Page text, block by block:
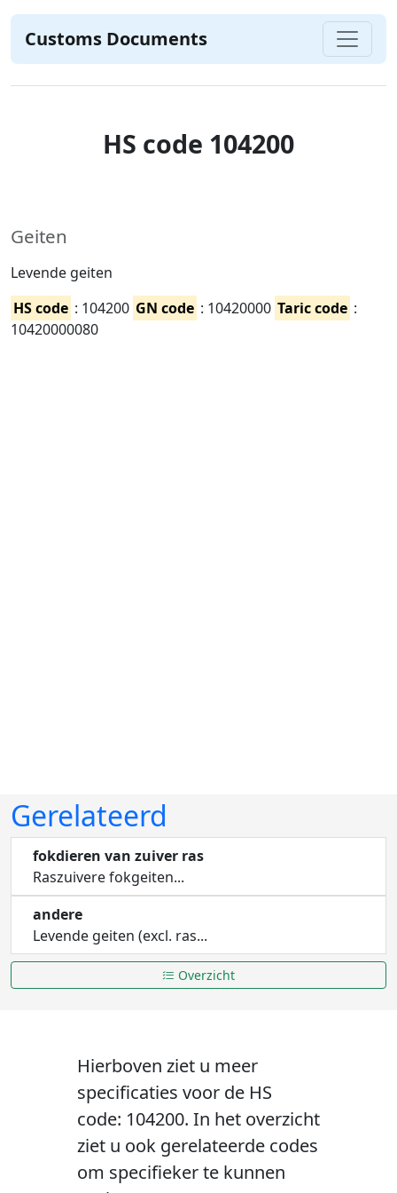
Customs Documents
HS code 104200
Geiten
Levende geiten
HS code : 104200 GN code : 10420000 Taric code :
10420000080
Gerelateerd
fokdieren van zuiver ras
Raszuivere fokgeiten...
andere
Levende geiten (excl. ras...
Overzicht
Hierboven ziet u meer
specificaties voor de HS
code: 104200. In het overzicht
ziet u ook gerelateerde codes
om specifieker te kunnen